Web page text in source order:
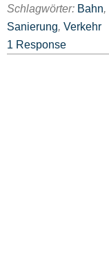
Schlagwörter: Bahn,
Sanierung, Verkehr
1 Response